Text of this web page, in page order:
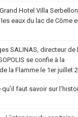
Hotel Villa
eaux du lac de Côme
SALINAS, directeur de
se confie à la
la Flamme le 1er juillet
faut savoir sur